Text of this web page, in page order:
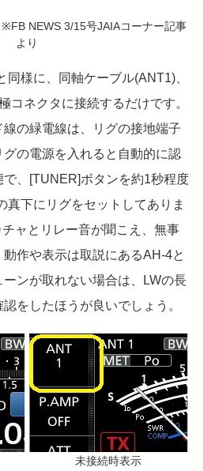
NEWS 3/15号JAIAコーナー記事
より
同様に、同軸ケーブル(ANT1)、
コネクタに接続するだけです。
の緑電線は、リグの接地端子
の電源を入れると自動的に認
、[TUNER]ボタンを約1秒程度
真下にリグをセットしてありま
ャとリレー音が聞こえ、無事
作や表示は取説にあるAH-4と
ンが取れない場合は、LWの長
をしたほうが良いでしょう。
未接続時表示